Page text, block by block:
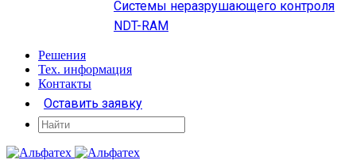
Системы неразрушающего контроля
NDT-RAM
Решения
Тех. информация
Контакты
Оставить заявку